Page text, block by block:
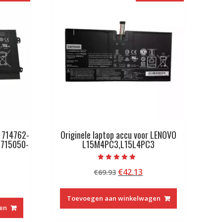
Originele laptop accu voor LENOVO
L15M4PC3,L15L4PC3
5.00
van 5
€69.93 Oorspronkelijke
was:
€69.93.
€42.13
€42.13.
Toevoegen aan winkelwagen